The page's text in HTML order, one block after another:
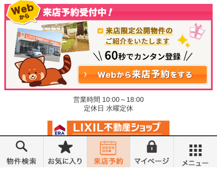
営業時間 10:00～18:00
定休日 水曜定休
©小金井不動産売買部 小山城東店